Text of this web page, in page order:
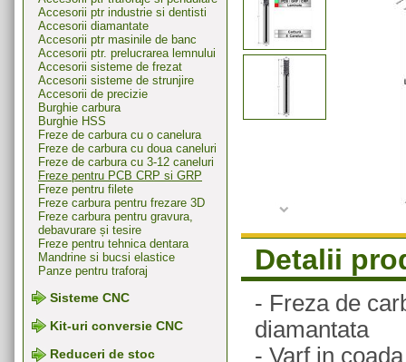
Accesorii ptr industrie si dentisti
Accesorii diamantate
Accesorii ptr masinile de banc
Accesorii ptr. prelucrarea lemnului
Accesorii sisteme de frezat
Accesorii sisteme de strunjire
Accesorii de precizie
Burghie carbura
Burghie HSS
Freze de carbura cu o canelura
Freze de carbura cu doua caneluri
Freze de carbura cu 3-12 caneluri
Freze pentru PCB CRP si GRP
Freze pentru filete
Freze carbura pentru frezare 3D
Freze carbura pentru gravura,
debavurare și tesire
Freze pentru tehnica dentara
Mandrine si bucsi elastice
Panze pentru traforaj
Sisteme CNC
Kit-uri conversie CNC
Reduceri de stoc
Detalii
- Freza de
diamantata
- Varf in